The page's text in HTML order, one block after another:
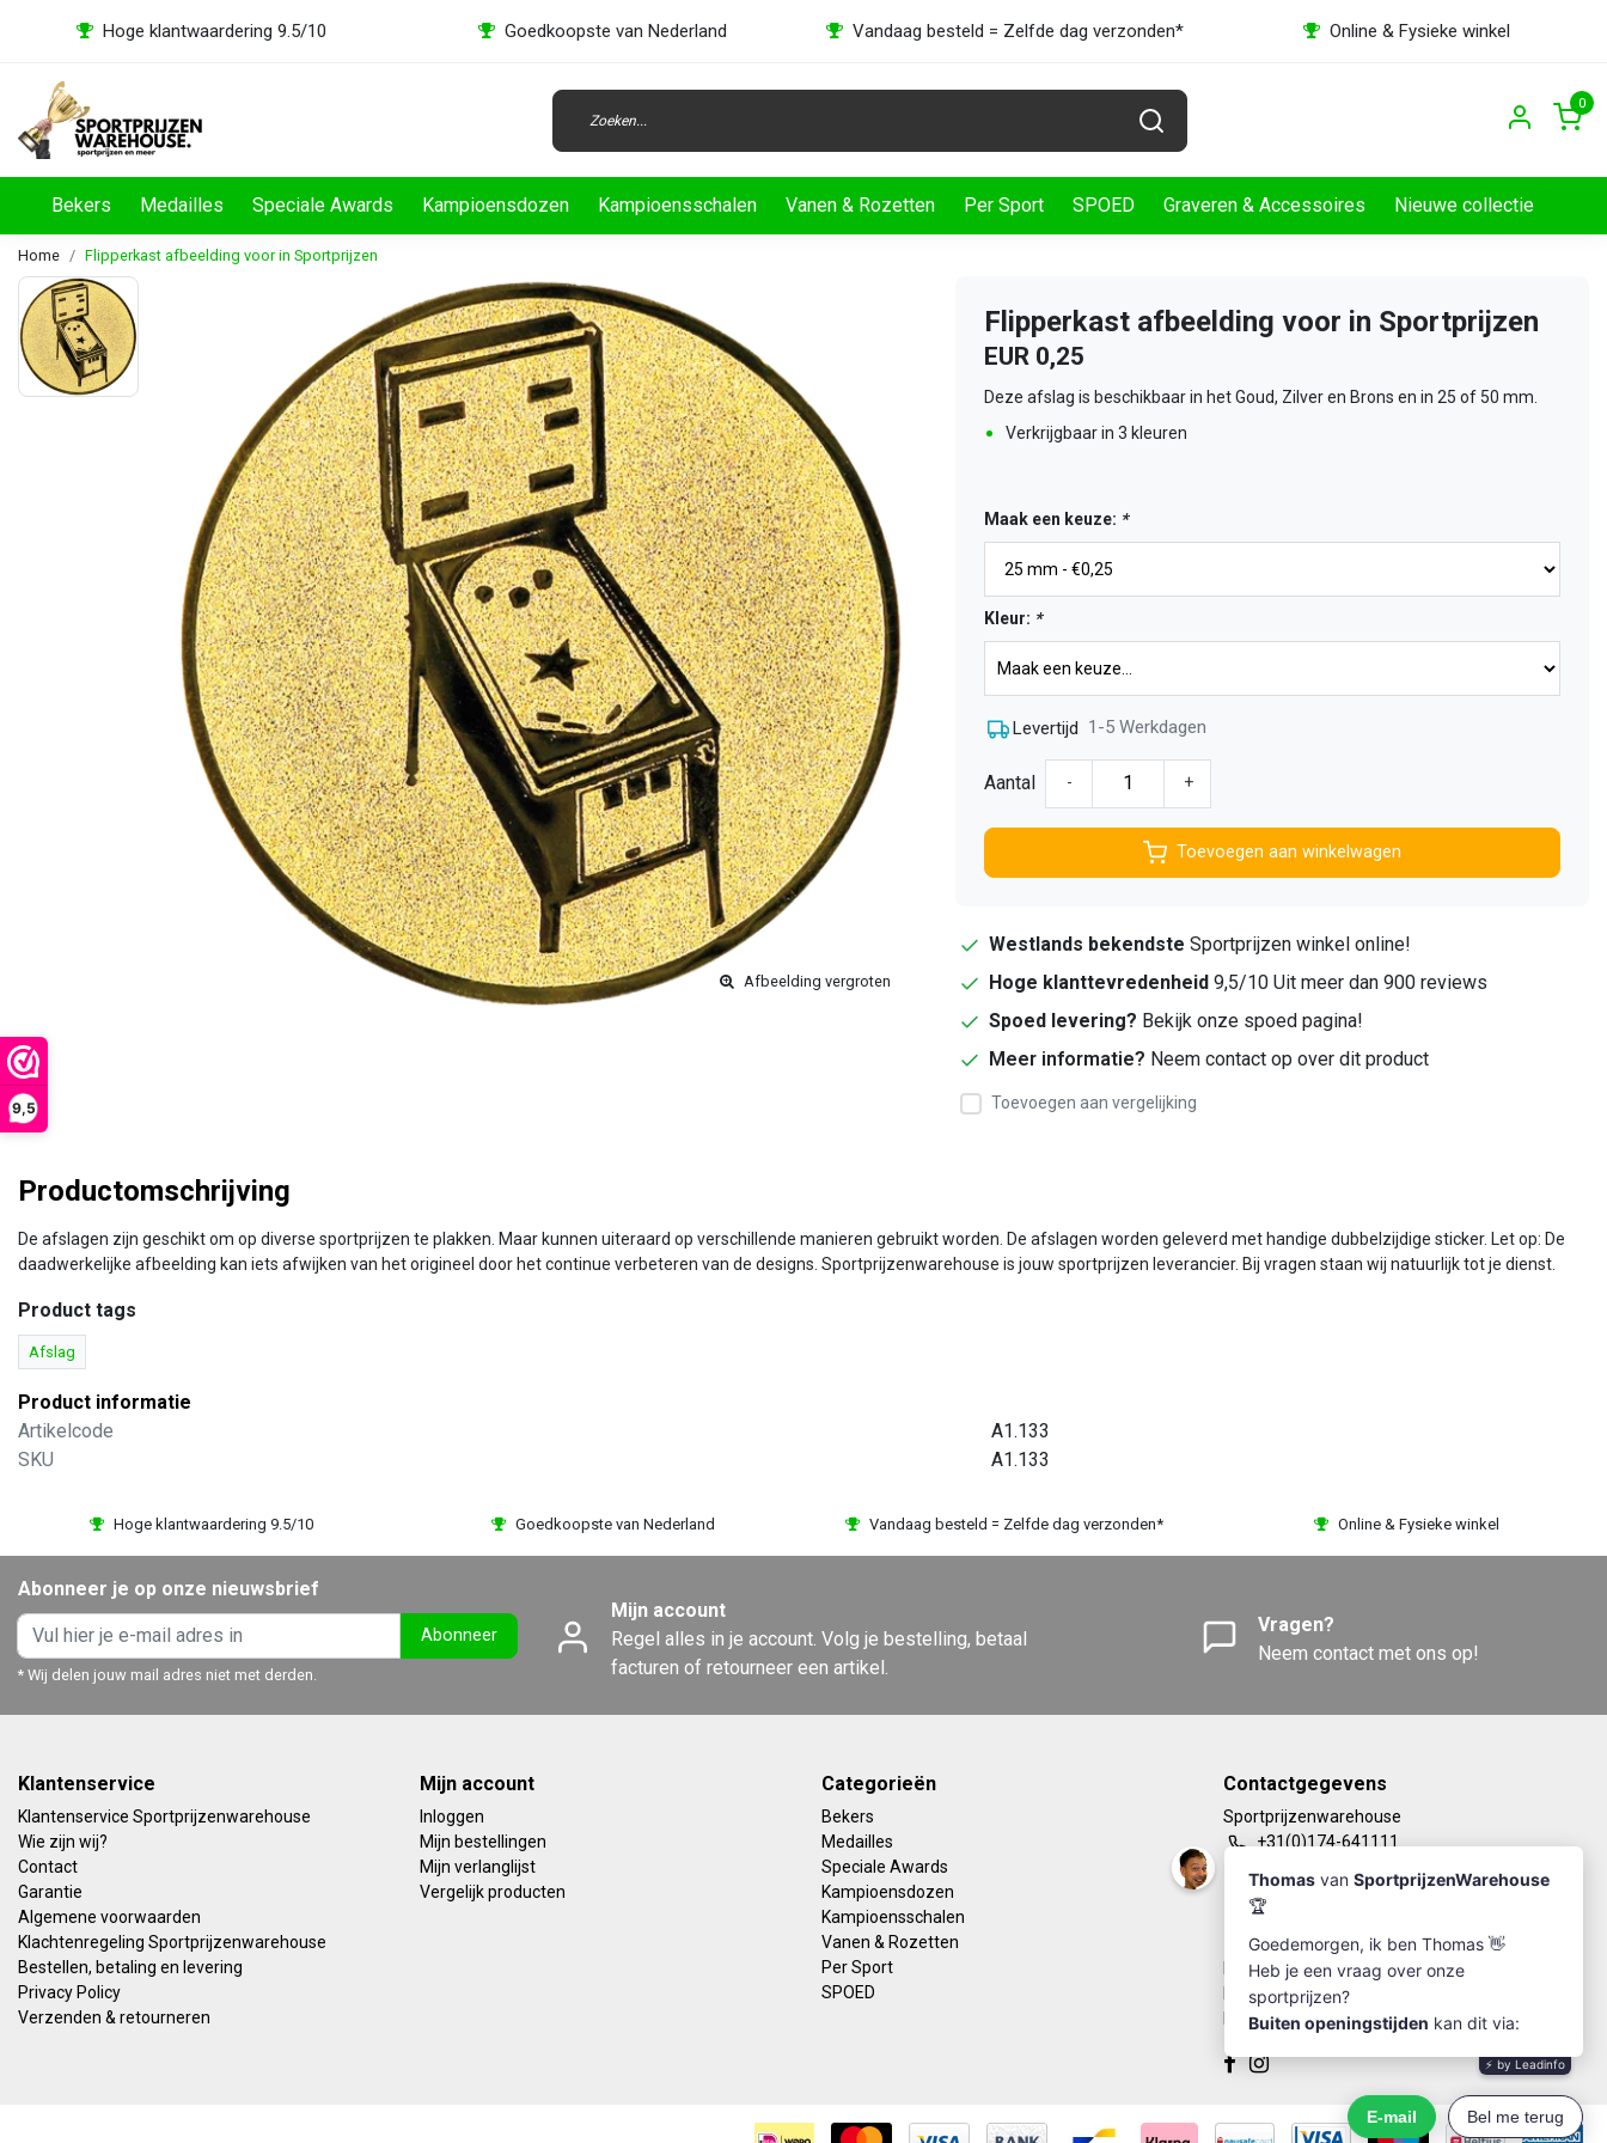
9,5
Hoge klantwaardering 9.5/10 Goedkoopste van Nederland Vandaag besteld = Zelfde dag verzonden* Online & Fysieke winkel
0
Bekers Medailles Speciale Awards Kampioensdozen Kampioensschalen Vanen & Rozetten Per Sport SPOED Graveren & Accessoires Nieuwe collectie
Home Flipperkast afbeelding voor in Sportprijzen
Afbeelding vergroten
Flipperkast afbeelding voor in Sportprijzen
EUR 0,25
Deze afslag is beschikbaar in het Goud, Zilver en Brons en in 25 of 50 mm.
Verkrijgbaar in 3 kleuren
Maak een keuze: *
Kleur: *
Levertijd 1-5 Werkdagen
Aantal - +
Toevoegen aan winkelwagen
Westlands bekendste Sportprijzen winkel online!
Hoge klanttevredenheid 9,5/10 Uit meer dan 900 reviews
Spoed levering? Bekijk onze spoed pagina!
Meer informatie? Neem contact op over dit product
Toevoegen aan vergelijking
Productomschrijving
De afslagen zijn geschikt om op diverse sportprijzen te plakken. Maar kunnen uiteraard op verschillende manieren gebruikt worden. De afslagen worden geleverd met handige dubbelzijdige sticker. Let op: De
daadwerkelijke afbeelding kan iets afwijken van het origineel door het continue verbeteren van de designs. Sportprijzenwarehouse is jouw sportprijzen leverancier. Bij vragen staan wij natuurlijk tot je dienst.
Product tags
Afslag
Product informatie
Artikelcode
A1.133
SKU
A1.133
Hoge klantwaardering 9.5/10 Goedkoopste van Nederland Vandaag besteld = Zelfde dag verzonden* Online & Fysieke winkel
Abonneer je op onze nieuwsbrief
Abonneer
* Wij delen jouw mail adres niet met derden.
Mijn account
Regel alles in je account. Volg je bestelling, betaal
facturen of retourneer een artikel.
Vragen?
Neem contact met ons op!
Klantenservice
Klantenservice Sportprijzenwarehouse
Wie zijn wij?
Contact
Garantie
Algemene voorwaarden
Klachtenregeling Sportprijzenwarehouse
Bestellen, betaling en levering
Privacy Policy
Verzenden & retourneren
Mijn account
Inloggen
Mijn bestellingen
Mijn verlanglijst
Vergelijk producten
Categorieën
Bekers
Medailles
Speciale Awards
Kampioensdozen
Kampioensschalen
Vanen & Rozetten
Per Sport
SPOED
Contactgegevens
Sportprijzenwarehouse
+31(0)174-641111
info@sportprijzenwarehouse.nl
Kleine Woerdlaan 19
KvK Number: 63249286
BTW-number: NL002184030B77
Bankrekening: NL67RABO0125923279